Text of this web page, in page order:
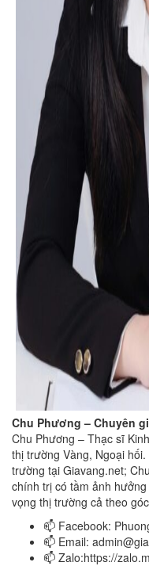
Chu Phương – Chuyên
Chu Phương – Thạc sĩ
thị trường Vàng, Ngoại
trường tại Giavang.net;
chính trị có tầm ảnh
vọng thị trường cả theo
📫 Facebook:
📫 Email:
📫 Zalo:https://